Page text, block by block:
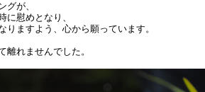
が、
慰めとなり、
ますよう、心から願っています。
離れませんでした。